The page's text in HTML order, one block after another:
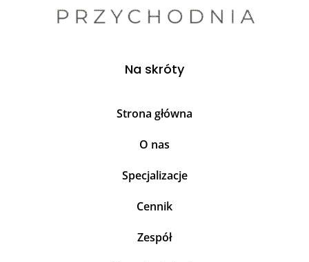
Na skróty
Strona główna
O nas
Specjalizacje
Cennik
Zespół